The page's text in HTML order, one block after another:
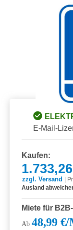
E-Mail-
Kaufen:
zzgl. Versand
Ausland
Miete für
Ab 48,99